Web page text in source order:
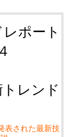
ポート
レンド
表された最新技